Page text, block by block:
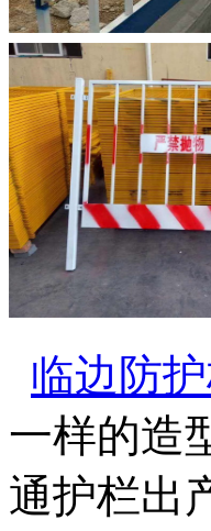
临边防
一样的造
通护栏出